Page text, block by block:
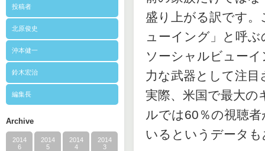
投稿者
北原俊史
沖本健一
鈴木宏治
編集長
Archive
2014
6
2014
5
2014
4
2014
3
盛り上がる訳です
ューイング」と呼
ソーシャルビュー
力な武器として注
実際、米国で最大
ルでは60％の視聴
いるというデータ